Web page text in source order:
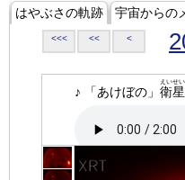
はやぶさの軌跡 宇宙からの
<<< << <
♪ 「あけぼの」 衛星
えいせい